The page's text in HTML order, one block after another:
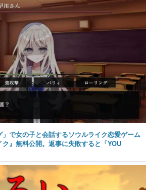
」で女の子と会話するソウルライク恋愛ゲーム
ク』無料公開。返事に失敗すると「YOU